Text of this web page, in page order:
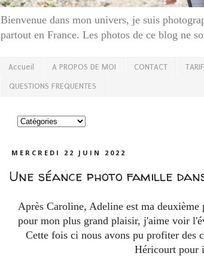
Bienvenue dans mon univers, je suis
partout en France. Les photos de ce blog ne
Accueil A PROPOS DE MOI CONTACT
QUESTIONS FREQUENTES
MERCREDI 22 JUIN 2022
Une séance photo famille
Après Caroline, Adeline est ma deuxième
pour mon plus grand plaisir, j'aime voir
Cette fois ci nous avons pu profiter des
Héricourt pour